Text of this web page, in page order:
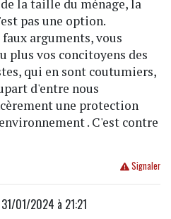
la taille du ménage, la
pas une option.
arguments, vous
plus vos concitoyens des
qui en sont coutumiers,
d'entre nous
une protection
. C'est contre
Signaler
01/2024 à 21:21